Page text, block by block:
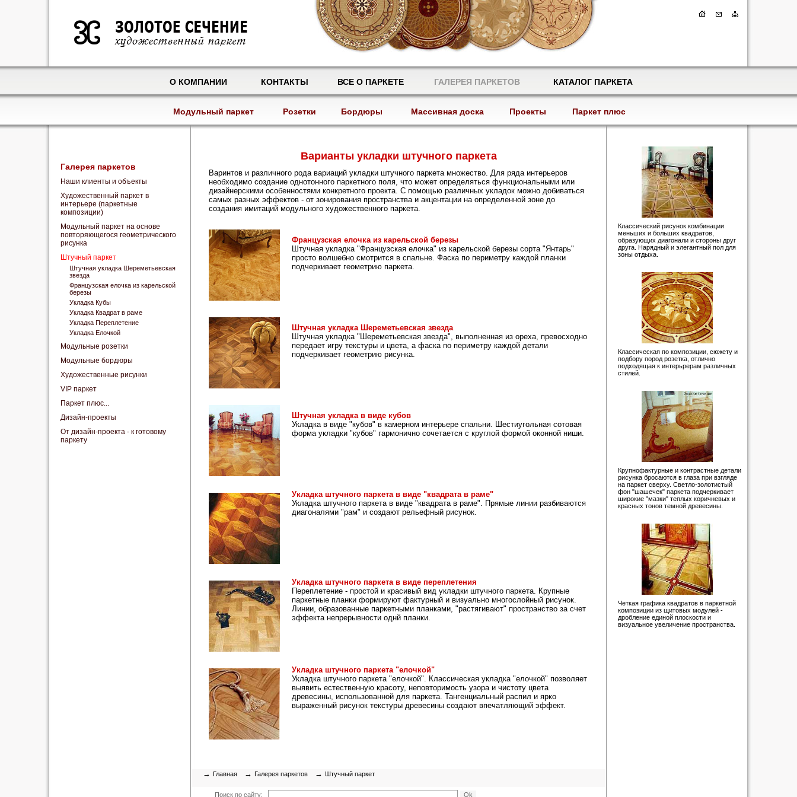
О КОМПАНИИ КОНТАКТЫ ВСЕ О ПАРКЕТЕ ГАЛЕРЕЯ ПАРКЕТОВ КАТАЛОГ ПАРКЕТА
Модульный паркет Розетки Бордюры Массивная доска Проекты Паркет плюс
Галерея паркетов
Наши клиенты и объекты
Художественный паркет в
интерьере (паркетные
композиции)
Модульный паркет на основе
повторяющегося геометрического
рисунка
Штучный паркет
Штучная укладка Шереметьевская
звезда
Французская елочка из карельской
березы
Укладка Кубы
Укладка Квадрат в раме
Укладка Переплетение
Укладка Елочкой
Модульные розетки
Модульные бордюры
Художественные рисунки
VIP паркет
Паркет плюс...
Дизайн-проекты
От дизайн-проекта - к готовому
паркету
Варианты укладки штучного паркета
Варинтов и различного рода вариаций укладки штучного паркета множество. Для ряда интерьеров
необходимо создание однотонного паркетного поля, что может определяться функциональными или
дизайнерскими особенностями конкретного проекта. С помощью различных укладок можно добиваться
самых разных эффектов - от зонирования пространства и акцентации на определенной зоне до
создания имитаций модульного художественного паркета.
Французская елочка из карельской березы
Штучная укладка "Французская елочка" из карельской березы сорта "Янтарь"
просто волшебно смотрится в спальне. Фаска по периметру каждой планки
подчеркивает геометрию паркета.
Штучная укладка Шереметьевская звезда
Штучная укладка "Шереметьевская звезда", выполненная из ореха, превосходно
передает игру текстуры и цвета, а фаска по периметру каждой детали
подчеркивает геометрию рисунка.
Штучная укладка в виде кубов
Укладка в виде "кубов" в камерном интерьере спальни. Шестиугольная сотовая
форма укладки "кубов" гармонично сочетается с круглой формой оконной ниши.
Укладка штучного паркета в виде "квадрата в раме"
Укладка штучного паркета в виде "квадрата в раме". Прямые линии разбиваются
диагоналями "рам" и создают рельефный рисунок.
Укладка штучного паркета в виде переплетения
Переплетение - простой и красивый вид укладки штучного паркета. Крупные
паркетные планки формируют фактурный и визуально многослойный рисунок.
Линии, образованные паркетными планками, "растягивают" пространство за счет
эффекта непрерывности однй планки.
Укладка штучного паркета "елочкой"
Укладка штучного паркета "елочкой". Классическая укладка "елочкой" позволяет
выявить естественную красоту, неповторимость узора и чистоту цвета
древесины, использованной для паркета. Тангенциальный распил и ярко
выраженный рисунок текстуры древесины создают впечатляющий эффект.
→ Главная → Галерея паркетов → Штучный паркет
Поиск по сайту:
Классический рисунок комбинации
меньших и больших квадратов,
образующих диагонали и стороны друг
друга. Нарядный и элегантный пол для
зоны отдыха.
Классическая по композиции, сюжету и
подбору пород розетка, отлично
подходящая к интерьрерам различных
стилей.
Крупнофактурные и контрастные детали
рисунка бросаются в глаза при взгляде
на паркет сверху. Светло-золотистый
фон "шашечек" паркета подчеркивает
широкие "мазки" теплых коричневых и
красных тонов темной древесины.
Четкая графика квадратов в паркетной
композиции из щитовых модулей -
дробление единой плоскости и
визуальное увеличение пространства.